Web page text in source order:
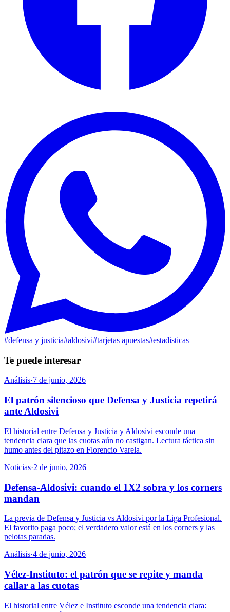
#defensa y justicia#aldosivi#tarjetas apuestas#estadisticas
Te puede interesar
Análisis·7 de junio, 2026
El patrón silencioso que Defensa y Justicia repetirá
ante Aldosivi
El historial entre Defensa y Justicia y Aldosivi esconde una
tendencia clara que las cuotas aún no castigan. Lectura táctica sin
humo antes del pitazo en Florencio Varela.
Noticias·2 de junio, 2026
Defensa-Aldosivi: cuando el 1X2 sobra y los corners
mandan
La previa de Defensa y Justicia vs Aldosivi por la Liga Profesional.
El favorito paga poco; el verdadero valor está en los corners y las
pelotas paradas.
Análisis·4 de junio, 2026
Vélez-Instituto: el patrón que se repite y manda
callar a las cuotas
El historial entre Vélez e Instituto esconde una tendencia clara: